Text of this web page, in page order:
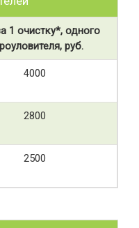
1 очистку*, одного
руб.
4000
2800
2500